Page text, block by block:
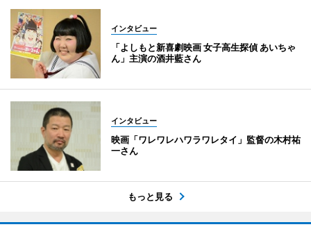
インタビュー
「よしもと新喜劇映画 女子高生探偵 あいちゃ
ん」主演の酒井藍さん
インタビュー
映画「ワレワレハワラワレタイ」監督の木村祐
一さん
もっと見る